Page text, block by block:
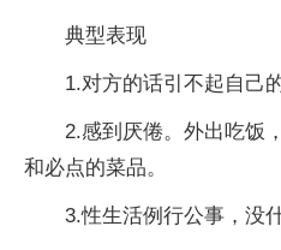
典型表现
1.对方的话引不起自己
2.感到厌倦。外出吃饭
和必点的菜品。
3.性生活例行公事，没